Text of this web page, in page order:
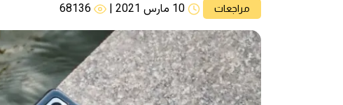
مراجعات 10 مارس 2021 |
68136